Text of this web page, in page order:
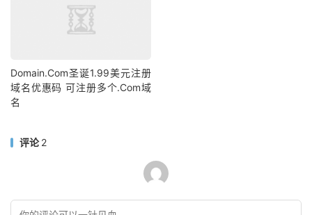
Domain.Com圣诞1.99美元注册
域名优惠码 可注册多个.Com域
名
评论2